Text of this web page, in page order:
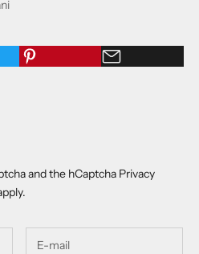
and the hCaptcha Privacy